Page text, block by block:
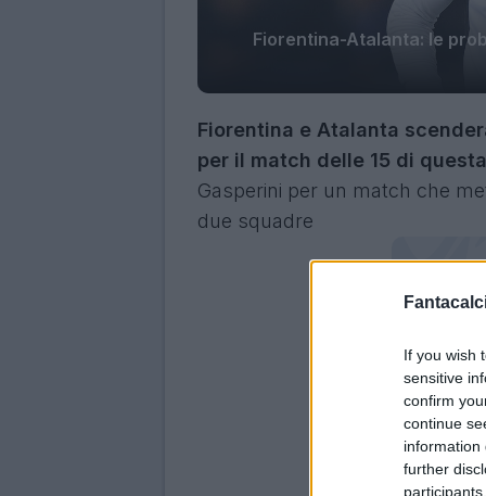
If you wish
sensitive
confirm
continue
information
further
Fiorentina-Atalanta: le
Fiorentina e Atalanta
per il match delle 15 di
Gasperini per un match che
due squadre